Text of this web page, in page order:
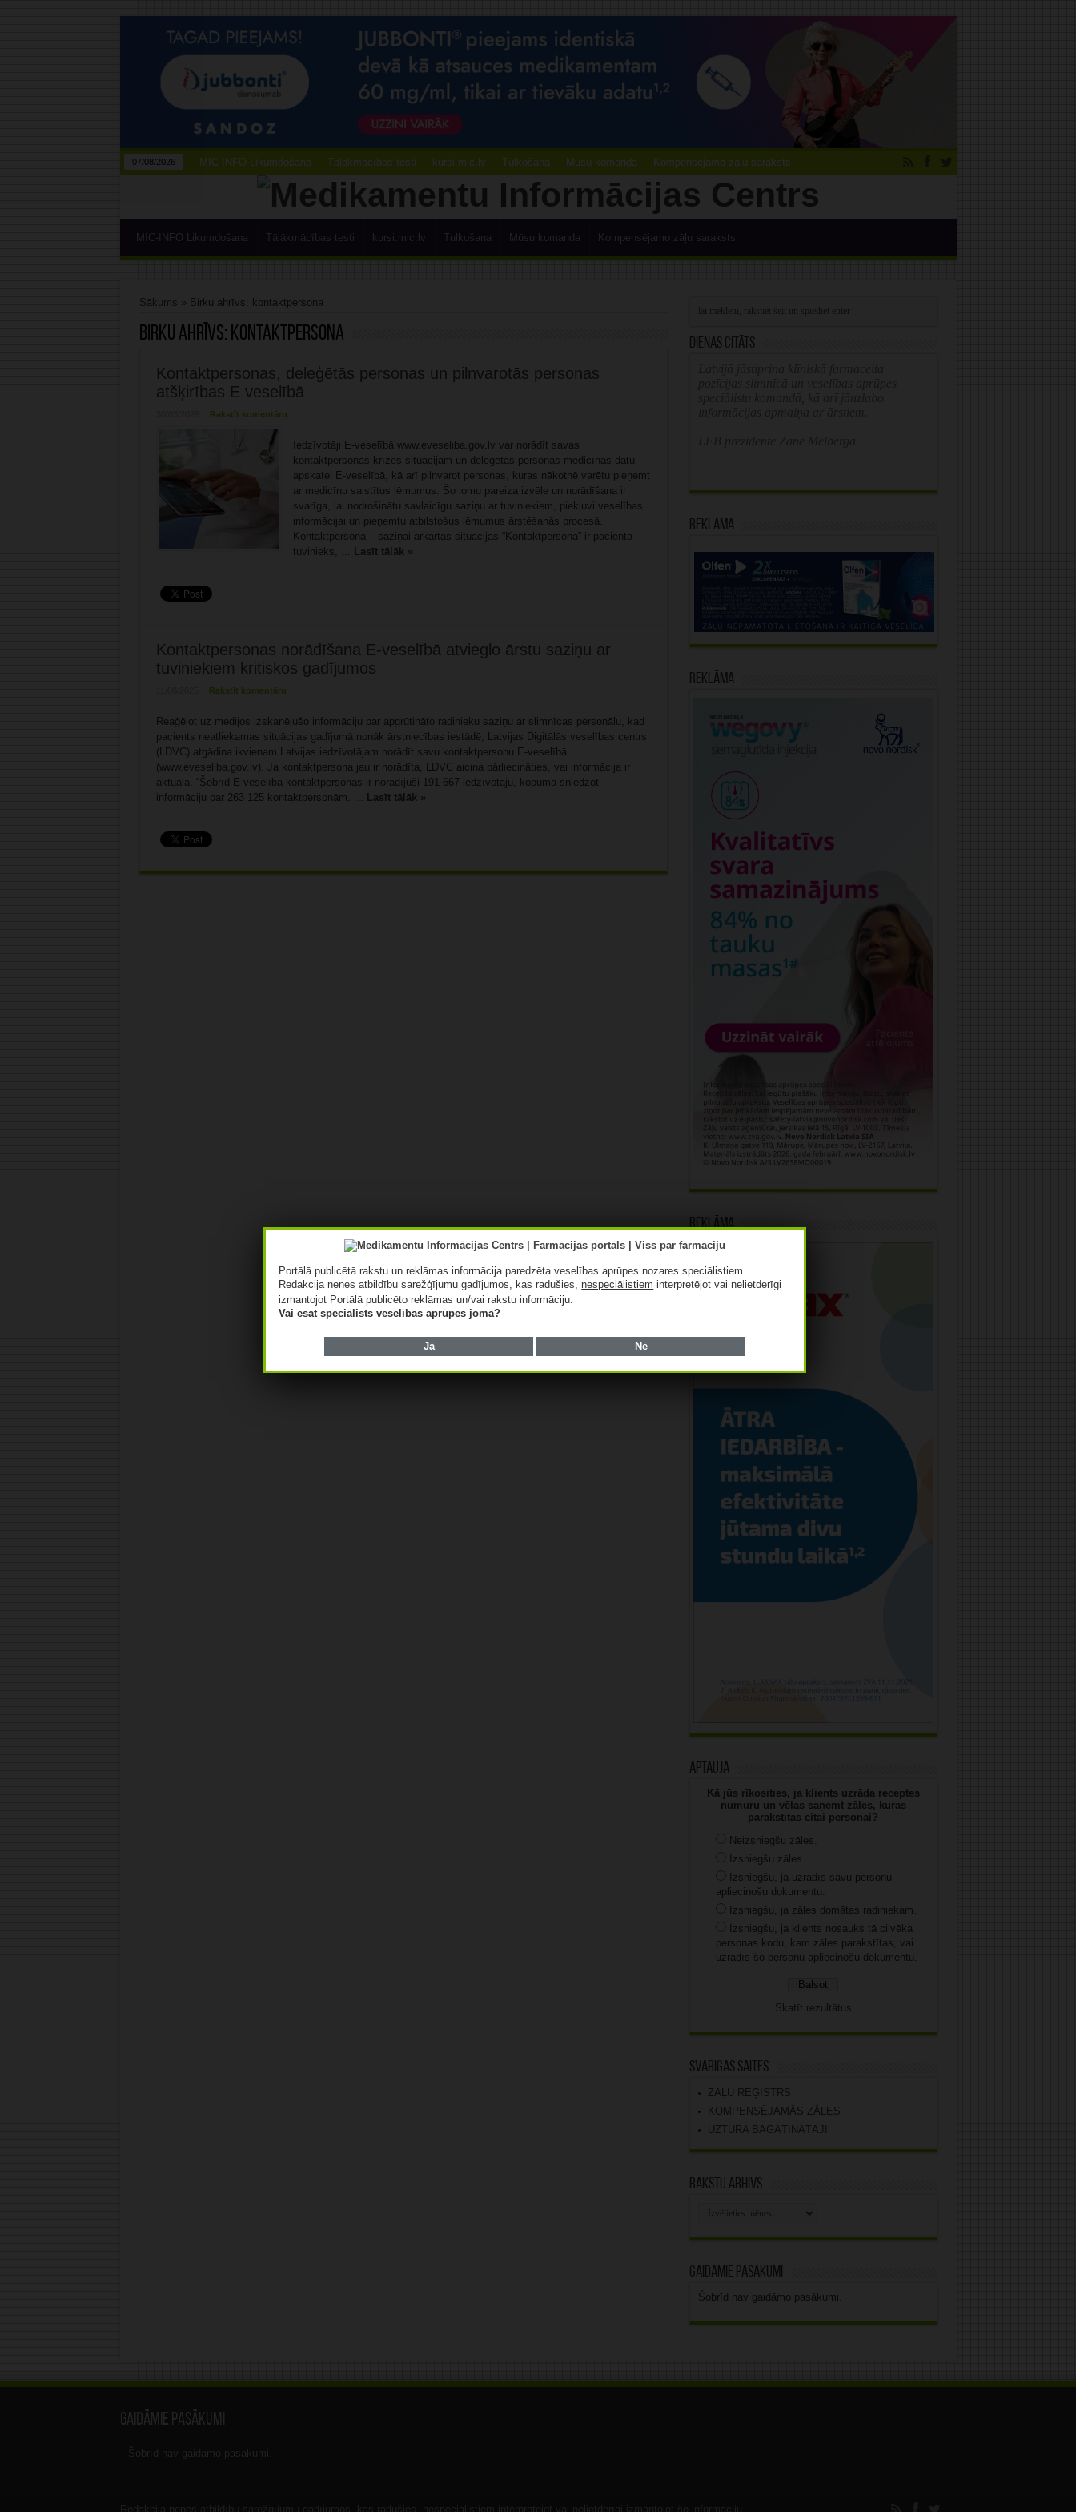
07/08/2026 MIC-INFO Likumdošana Tālākmācības testi kursi.mic.lv Tulkošana Mūsu komanda Kompensējamo zāļu saraksts
MIC-INFO Likumdošana Tālākmācības testi kursi.mic.lv Tulkošana Mūsu komanda Kompensējamo zāļu saraksts
Sākums » Birku ahrīvs: kontaktpersona
Birku ahrīvs: kontaktpersona
Kontaktpersonas, deleģētās personas un pilnvarotās personas
atšķirības E veselībā
Rakstīt komentāru
Iedzīvotāji E-veselībā www.eveseliba.gov.lv var norādīt savas
kontaktpersonas krīzes situācijām un deleģētās personas medicīnas datu
apskatei E-veselībā, kā arī pilnvarot personas, kuras nākotnē varētu pieņemt
ar medicīnu saistītus lēmumus. Šo lomu pareiza izvēle un norādīšana ir
svarīga, lai nodrošinātu savlaicīgu saziņu ar tuviniekiem, piekļuvi veselības
informācijai un pieņemtu atbilstošus lēmumus ārstēšanās procesā.
Kontaktpersona – saziņai ārkārtas situācijās “Kontaktpersona” ir pacienta
tuvinieks, ... Lasīt tālāk »
Kontaktpersonas norādīšana E-veselībā atvieglo ārstu saziņu ar
tuviniekiem kritiskos gadījumos
Rakstīt komentāru
Reaģējot uz medijos izskanējušo informāciju par apgrūtināto radinieku saziņu ar slimnīcas personālu, kad
pacients neatliekamas situācijas gadījumā nonāk ārstniecības iestādē, Latvijas Digitālās veselības centrs
(LDVC) atgādina ikvienam Latvijas iedzīvotājam norādīt savu kontaktpersonu E-veselībā
(www.eveseliba.gov.lv). Ja kontaktpersona jau ir norādīta, LDVC aicina pārliecināties, vai informācija ir
aktuāla. “Šobrīd E-veselībā kontaktpersonas ir norādījuši 191 667 iedzīvotāju, kopumā sniedzot
informāciju par 263 125 kontaktpersonām. ... Lasīt tālāk »
Dienas citāts
Reklāma
Reklāma
Reklāma
Aptauja
Kā jūs rīkosities, ja klients uzrāda receptes
numuru un vēlas saņemt zāles, kuras
parakstītas citai personai?
Neizsniegšu zāles.
Izsniegšu zāles.
Izsniegšu, ja uzrādīs savu personu
apliecinošu dokumentu.
Izsniegšu, ja zāles domātas radiniekam.
Izsniegšu, ja klients nosauks tā cilvēka
personas kodu, kam zāles parakstītas, vai
uzrādīs šo personu apliecinošu dokumentu.
Skatīt rezultātus
Svarīgas saites
ZĀĻU REĢISTRS
KOMPENSĒJAMĀS ZĀLES
UZTURA BAGĀTINĀTĀJI
Rakstu arhīvs
Gaidāmie pasākumi
Šobrīd nav gaidāmo pasākumi.
Gaidāmie pasākumi
Šobrīd nav gaidāmo pasākumi.
Redakcija nenes atbildību sarežģījumu gadījumos, kas radušies, nespeciālistiem interpretējot vai nelietderīgi izmantojot šo informāciju.
Portālā publicētā rakstu un reklāmas informācija paredzēta veselības aprūpes nozares speciālistiem.
Redakcija nenes atbildību sarežģījumu gadījumos, kas radušies,nespeciālistiem interpretējot vai nelietderīgi
izmantojot Portālā publicēto reklāmas un/vai rakstu informāciju.
Vai esat speciālists veselības aprūpes jomā?
Jā Nē